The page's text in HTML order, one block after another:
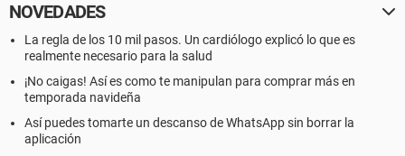
NOVEDADES
La regla de los 10 mil pasos. Un cardiólogo explicó lo que es
realmente necesario para la salud
¡No caigas! Así es como te manipulan para comprar más en
temporada navideña
Así puedes tomarte un descanso de WhatsApp sin borrar la
aplicación